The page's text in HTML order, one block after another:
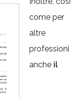
come per
altre
professioni
anche il